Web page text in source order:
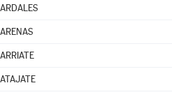
ARDALES
ARENAS
ARRIATE
ATAJATE